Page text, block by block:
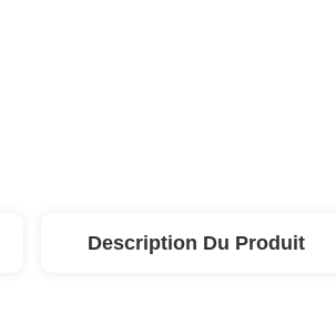
Description Du Produit